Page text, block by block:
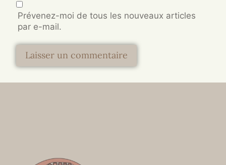
Prévenez-moi de tous les nouveaux articles
par e-mail.